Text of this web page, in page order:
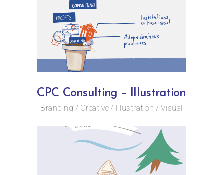
CPC Consulting – Illustration
Branding Creative Illustration Visual